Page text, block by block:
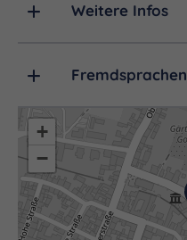
Weitere Infos
Fremdsprachen
+
−